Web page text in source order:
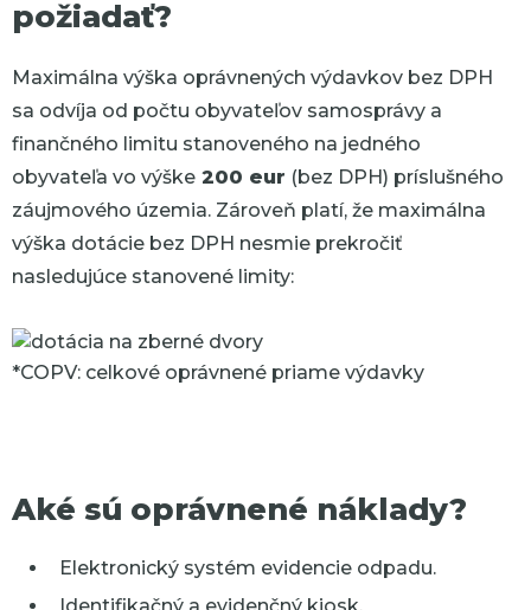
požiadať?
Maximálna výška oprávnených výdavkov bez DPH
sa odvíja od počtu obyvateľov samosprávy a
finančného limitu stanoveného na jedného
obyvateľa vo výške 200 eur (bez DPH) príslušného
záujmového územia. Zároveň platí, že maximálna
výška dotácie bez DPH nesmie prekročiť
nasledujúce stanovené limity:
*COPV: celkové oprávnené priame výdavky
Aké sú oprávnené náklady?
Elektronický systém evidencie odpadu.